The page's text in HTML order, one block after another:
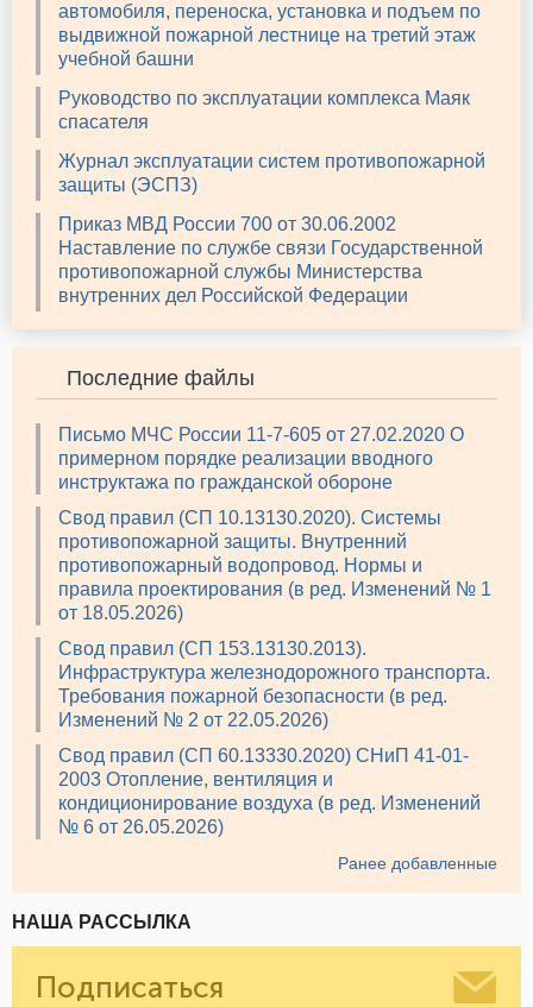
автомобиля, переноска, установка и подъем по
выдвижной пожарной лестнице на третий этаж
учебной башни
Руководство по эксплуатации комплекса Маяк
спасателя
Журнал эксплуатации систем противопожарной
защиты (ЭСПЗ)
Приказ МВД России 700 от 30.06.2002
Наставление по службе связи Государственной
противопожарной службы Министерства
внутренних дел Российской Федерации
Последние файлы
Письмо МЧС России 11-7-605 от 27.02.2020 О
примерном порядке реализации вводного
инструктажа по гражданской обороне
Свод правил (СП 10.13130.2020). Системы
противопожарной защиты. Внутренний
противопожарный водопровод. Нормы и
правила проектирования (в ред. Изменений № 1
от 18.05.2026)
Свод правил (СП 153.13130.2013).
Инфраструктура железнодорожного транспорта.
Требования пожарной безопасности (в ред.
Изменений № 2 от 22.05.2026)
Свод правил (СП 60.13330.2020) СНиП 41-01-
2003 Отопление, вентиляция и
кондиционирование воздуха (в ред. Изменений
№ 6 от 26.05.2026)
Ранее добавленные
НАША РАССЫЛКА
Подписаться